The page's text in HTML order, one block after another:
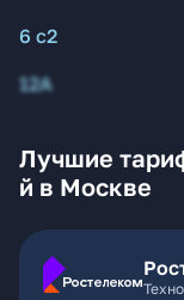
6 с2
12А
Лучшие
й в Москве